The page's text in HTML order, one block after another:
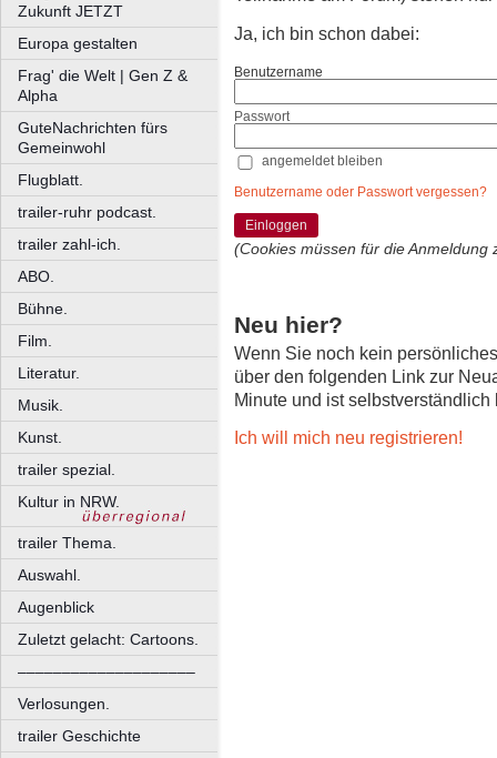
Zukunft JETZT
Europa gestalten
Frag' die Welt | Gen Z &
Alpha
GuteNachrichten fürs
Gemeinwohl
Flugblatt.
trailer-ruhr podcast.
trailer zahl-ich.
ABO.
Bühne.
Film.
Literatur.
Musik.
Kunst.
trailer spezial.
Kultur in NRW.
trailer Thema.
Auswahl.
Augenblick
Zuletzt gelacht: Cartoons.
––––––––––––––––––––
Verlosungen.
trailer Geschichte
Ja, ich bin schon dabei:
Benutzername
Passwort
angemeldet bleiben
Benutzername oder Passwort vergessen?
Einloggen
(Cookies müssen für die Anmeldung
Neu hier?
Wenn Sie noch kein
über den folgenden Link zur
Minute und ist selbstverständlich
Ich will mich neu registrieren!